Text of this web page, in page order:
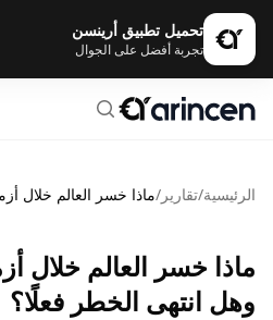
تحميل تطبيق أرينسن
تجربة أفضل على الجوال
الرئيسية/تقارير /
ماذا خسر العالم خلال
وهل انتهى الخطر فعلًا؟